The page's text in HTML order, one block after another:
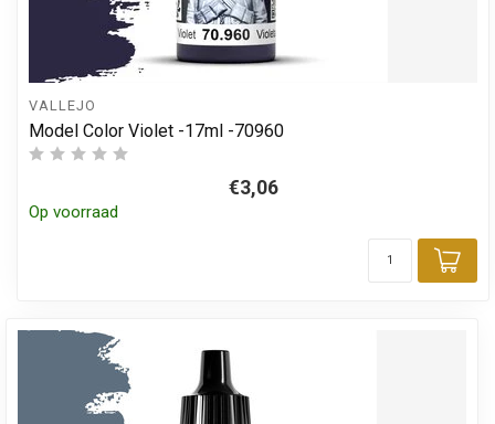
VALLEJO
Model Color Violet -17ml -70960
€3,06
Op voorraad